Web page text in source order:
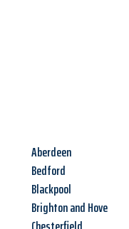
Aberdeen
Bedford
Blackpool
Brighton and Hove